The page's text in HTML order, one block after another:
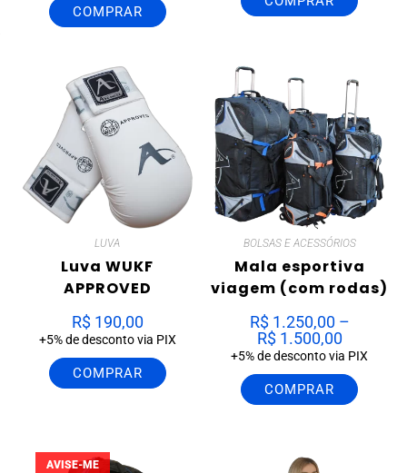
5.00 de 5
COMPRAR
LUVA
Luva WUKF
APPROVED
R$190,00
+5% de desconto via PIX
COMPRAR
BOLSAS E ACESSÓRIOS
Mala esportiva
viagem (com rodas)
R$1.250,00 –
R$1.500,00
+5% de desconto via PIX
COMPRAR
AVISE-ME